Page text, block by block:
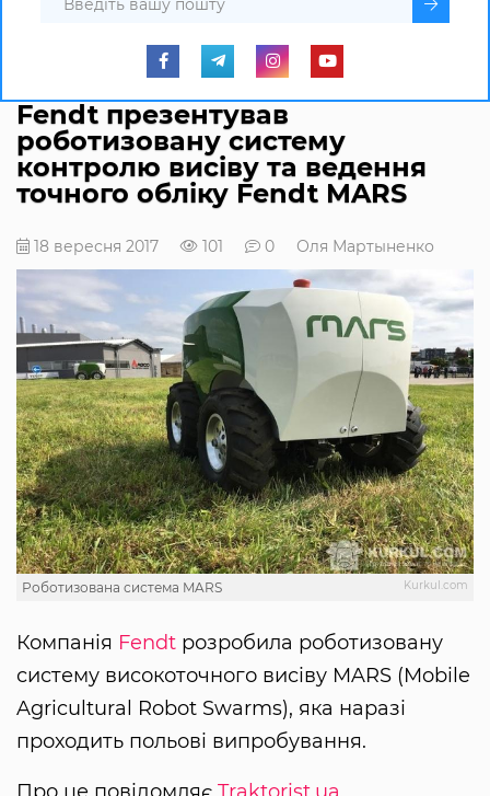
Fendt презентував
роботизовану систему
контролю висіву та ведення
точного обліку Fendt MARS
18 вересня 2017 101 0 Оля Мартыненко
Kurkul.com
Роботизована система MARS
Компанія Fendt розробила роботизовану
систему високоточного висіву MARS (Mobile
Agricultural Robot Swarms), яка наразі
проходить польові випробування.